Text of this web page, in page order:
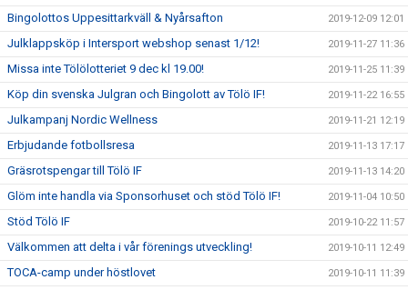
Bingolottos Uppesittarkväll & Nyårsafton 2019-12-09 12:01
Julklappsköp i Intersport webshop senast 1/12! 2019-11-27 11:36
Missa inte Tölölotteriet 9 dec kl 19.00! 2019-11-25 11:39
Köp din svenska Julgran och Bingolott av Tölö IF! 2019-11-22 16:55
Julkampanj Nordic Wellness 2019-11-21 12:19
Erbjudande fotbollsresa 2019-11-13 17:17
Gräsrotspengar till Tölö IF 2019-11-13 14:20
Glöm inte handla via Sponsorhuset och stöd Tölö IF! 2019-11-04 10:50
Stöd Tölö IF 2019-10-22 11:57
Välkommen att delta i vår förenings utveckling! 2019-10-11 12:49
TOCA-camp under höstlovet 2019-10-11 11:39